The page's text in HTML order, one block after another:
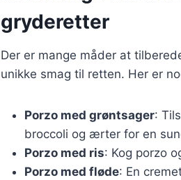
gryderetter
Der er mange måder at
unikke smag til retten. Her er
Porzo med grøntsager:
broccoli og ærter for en
Porzo med ris: Kog porzo
Porzo med fløde: En